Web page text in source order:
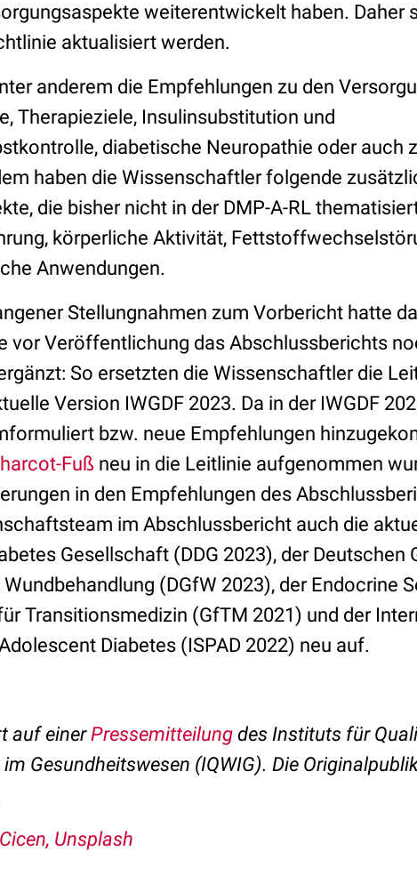
weiterentwickelt haben. Daher
aktualisiert werden.
anderem die Empfehlungen zu den
Therapieziele, Insulinsubstitution und
diabetische Neuropathie oder auch
haben die Wissenschaftler folgende
die bisher nicht in der DMP-A-RL
körperliche Aktivität,
Anwendungen.
Stellungnahmen zum Vorbericht hatte
vor Veröffentlichung das Abschlussberichts
So ersetzten die Wissenschaftler die
Version IWGDF 2023. Da in der IWGDF
bzw. neue Empfehlungen
Fuß neu in die Leitlinie aufgenommen
in den Empfehlungen des
im Abschlussbericht auch die
Gesellschaft (DDG 2023), der Deutschen
(DGfW 2023), der Endocrine
Transitionsmedizin (GfTM 2021) und der
Diabetes (ISPAD 2022) neu auf.
auf einerPressemitteilung des Instituts für
Gesundheitswesen (IQWIG). Die
Unsplash